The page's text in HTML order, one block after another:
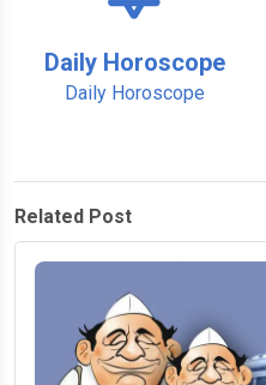
Daily Horoscope
Daily Horoscope
Related Post